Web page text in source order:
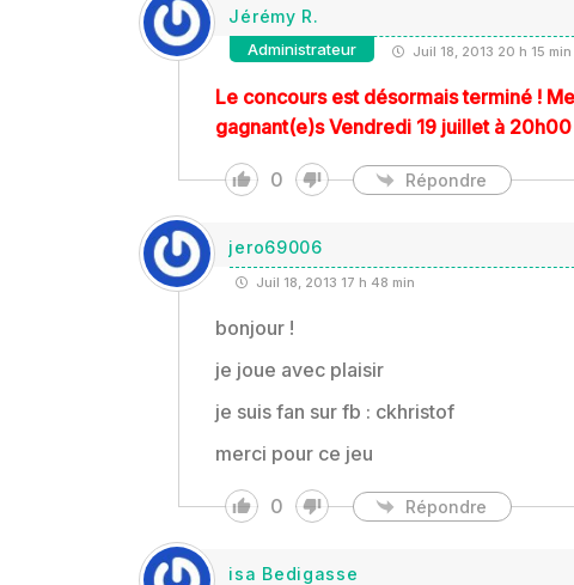
Jérémy R.
Administrateur Juil 18, 2013 20 h 15 min
Le concours est désormais terminé !
gagnant(e)s Vendredi 19 juillet à 20h00
0 Répondre
jero69006
Juil 18, 2013 17 h 48 min
bonjour !
je joue avec plaisir
je suis fan sur fb : ckhristof
merci pour ce jeu
0 Répondre
isa Bedigasse